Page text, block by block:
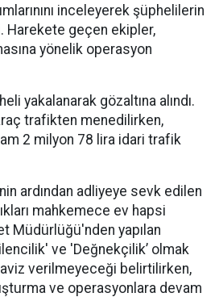
inceleyerek şüphelilerin
Harekete geçen ekipler,
yönelik operasyon
yakalanarak gözaltına alındı.
trafikten menedilirken,
2 milyon 78 lira idari trafik
ardından adliyeye sevk edilen
mahkemece ev hapsi
Müdürlüğü'nden yapılan
ve 'Değnekçilik’ olmak
taviz verilmeyeceği belirtilirken,
ve operasyonlara devam